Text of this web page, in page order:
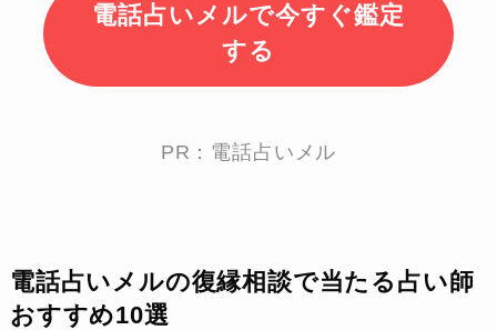
電話占いメルで今すぐ鑑定
する
PR：電話占いメル
電話占いメルの復縁相談で当たる占い師
おすすめ10選